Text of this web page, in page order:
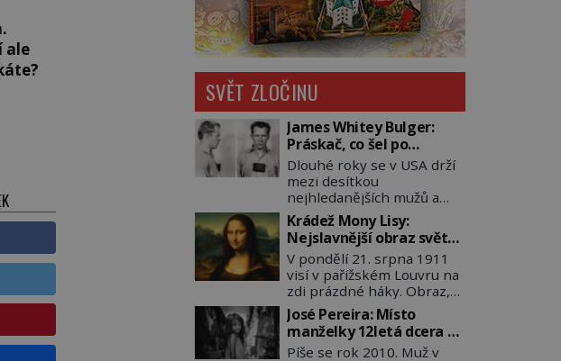
ale
SVĚT ZLOČINU
James Whitey Bulger:
Práskač, co šel po
práskačích
Dlouhé roky se v USA drží
mezi desítkou
nejhledanějších mužů a
dopracuje to až na číslo
dvě – hned po Usámovi bin
Ládinovi (1957–2011). To je
James „Whitey“ Bulger
(1929–2018) viněný ze
spoluúčasti na 19
vraždách, vydírání a lichvy.
A samozřejmě, krom toho
je ještě drogový dealer,
Krádež Mony Lisy:
Nejslavnější obraz světa
zůstane dva roky
nezvěstný
V pondělí 21. srpna 1911
visí v pařížském Louvru na
zdi prázdné háky. Obraz,
který dnes zná celý svět, je
pryč. Zpočátku si nikdo
nemyslí, že jde o krádež.
Zaměstnanci jsou
José Pereira: Místo
manželky 12letá dcera –
a sousedi o všem vědí!
Píše se rok 2010. Muž v